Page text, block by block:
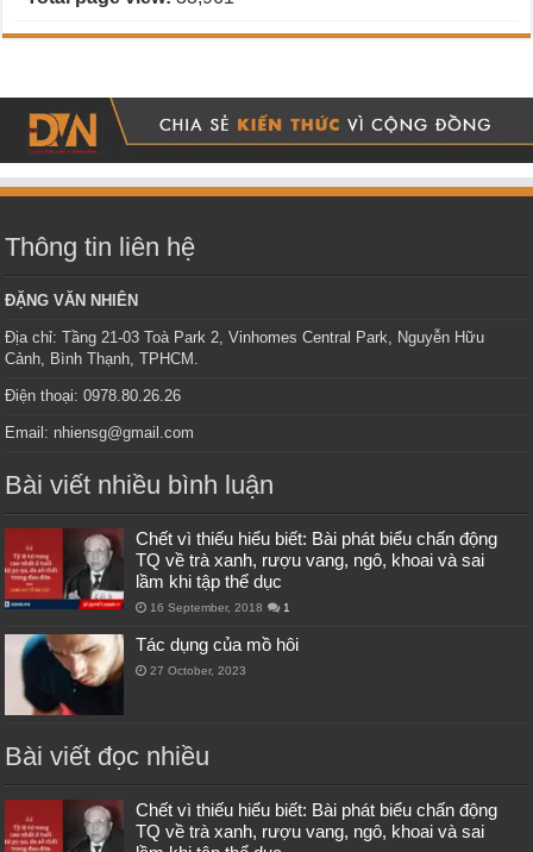
Thông tin liên hệ
ĐẶNG VĂN NHIÊN
Địa chỉ: Tầng 21-03 Toà Park 2, Vinhomes Central Park, Nguyễn Hữu
Cảnh, Bình Thạnh, TPHCM.
Điện thoại: 0978.80.26.26
Email: nhiensg@gmail.com
Bài viết nhiều bình luận
Chết vì thiếu hiểu biết: Bài phát biểu chấn động
TQ về trà xanh, rượu vang, ngô, khoai và sai
lầm khi tập thể dục
16 September, 2018 1
Tác dụng của mồ hôi
27 October, 2023
Bài viết đọc nhiều
Chết vì thiếu hiểu biết: Bài phát biểu chấn động
TQ về trà xanh, rượu vang, ngô, khoai và sai